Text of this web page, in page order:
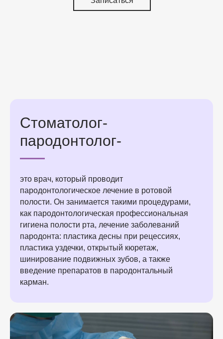
Стоматолог-
пародонтолог-
это врач, который проводит
пародонтологическое лечение в ротовой
полости. Он занимается такими процедурами,
как пародонтологическая профессиональная
гигиена полости рта, лечение заболеваний
пародонта: пластика десны при рецессиях,
пластика уздечки, открытый кюретаж,
шинирование подвижных зубов, а также
введение препаратов в пародонтальный
карман.